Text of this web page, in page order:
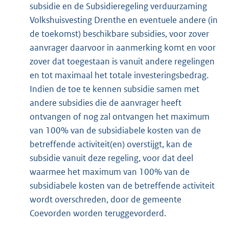
subsidie en de Subsidieregeling verduurzaming
Volkshuisvesting Drenthe en eventuele andere (in
de toekomst) beschikbare subsidies, voor zover
aanvrager daarvoor in aanmerking komt en voor
zover dat toegestaan is vanuit andere regelingen
en tot maximaal het totale investeringsbedrag.
Indien de toe te kennen subsidie samen met
andere subsidies die de aanvrager heeft
ontvangen of nog zal ontvangen het maximum
van 100% van de subsidiabele kosten van de
betreffende activiteit(en) overstijgt, kan de
subsidie vanuit deze regeling, voor dat deel
waarmee het maximum van 100% van de
subsidiabele kosten van de betreffende activiteit
wordt overschreden, door de gemeente
Coevorden worden teruggevorderd.